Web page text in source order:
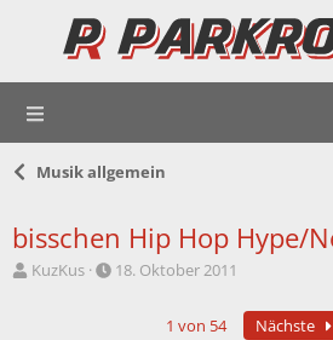
Musik allgemein
bisschen Hip Hop Hype/
E
KuzKus
E18. Oktober 2011
1 von 54 Nächste